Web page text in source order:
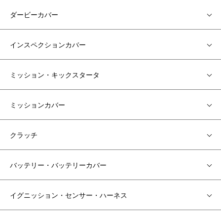
ダービーカバー
インスペクションカバー
ミッション・キックスタータ
ミッションカバー
クラッチ
バッテリー・バッテリーカバー
イグニッション・センサー・ハーネス